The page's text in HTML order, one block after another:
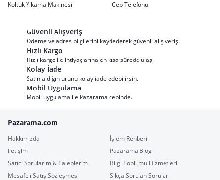
Koltuk Yıkama Makinesi
Cep Telefonu
Güvenli Alışveriş
Ödeme ve adres bilgilerini kaydederek güvenli alış veriş.
Hızlı Kargo
Hızlı kargo ile ihtiyaçlarına en kısa sürede ulaş.
Kolay İade
Satın aldığın ürünü kolay iade edebilirsin.
Mobil Uygulama
Mobil uygulama ile Pazarama cebinde.
Pazarama.com
Hakkımızda
İşlem Rehberi
İletişim
Pazarama Blog
Satıcı Sorularım & Taleplerim
Bilgi Toplumu Hizmetleri
Mesafeli Satış Sözleşmesi
Sıkça Sorulan Sorular